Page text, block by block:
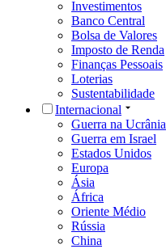
Investimentos
Banco Central
Bolsa de Valores
Imposto de Renda
Finanças Pessoais
Loterias
Sustentabilidade
Internacional
Guerra na Ucrânia
Guerra em Israel
Estados Unidos
Europa
Ásia
África
Oriente Médio
Rússia
China